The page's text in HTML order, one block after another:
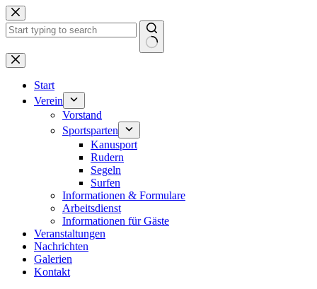
Zum
Inhalt
springen
Keine
Ergebnisse
Start
Verein
Vorstand
Sportsparten
Kanusport
Rudern
Segeln
Surfen
Informationen & Formulare
Arbeitsdienst
Informationen für Gäste
Veranstaltungen
Nachrichten
Galerien
Kontakt